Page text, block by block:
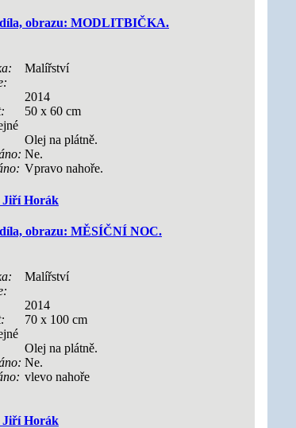
díla, obrazu: MODLITBIČKA.
Malířství
2014
50 x 60 cm
Olej na plátně.
Ne.
Vpravo nahoře.
Horák
obrazu: MĚSÍČNÍ NOC.
Malířství
2014
70 x 100 cm
Olej na plátně.
Ne.
vlevo nahoře
Horák